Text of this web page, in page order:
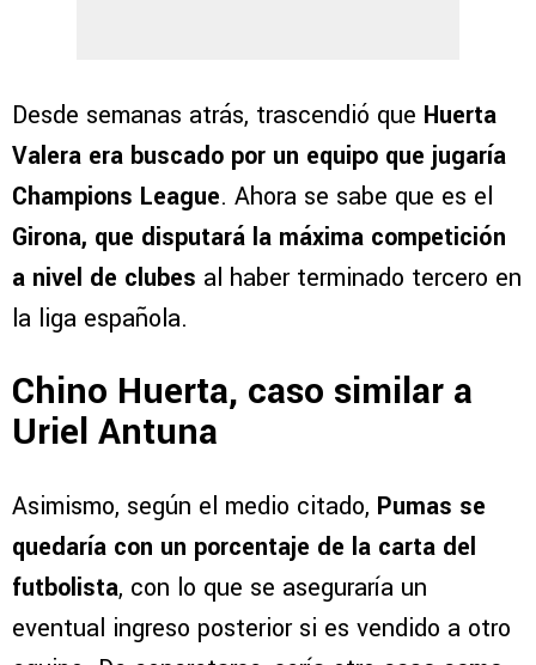
Desde semanas atrás, trascendió que Huerta
Valera era buscado por un equipo que jugaría
Champions League. Ahora se sabe que es el
Girona, que disputará la máxima competición
a nivel de clubes al haber terminado tercero en
la liga española.
Chino Huerta, caso similar a
Uriel Antuna
Asimismo, según el medio citado, Pumas se
quedaría con un porcentaje de la carta del
futbolista, con lo que se aseguraría un
eventual ingreso posterior si es vendido a otro